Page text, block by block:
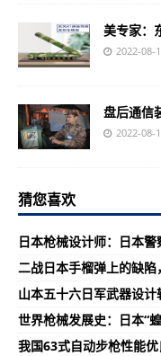
美专家：
2022-08-
盘后通信
2022-08-
猜您喜欢
日本枪械设计师：日本
二战日本手榴弹上的缺
山本五十六日军武器设
世界枪械发展史：日本“
我国63式自动步枪性能